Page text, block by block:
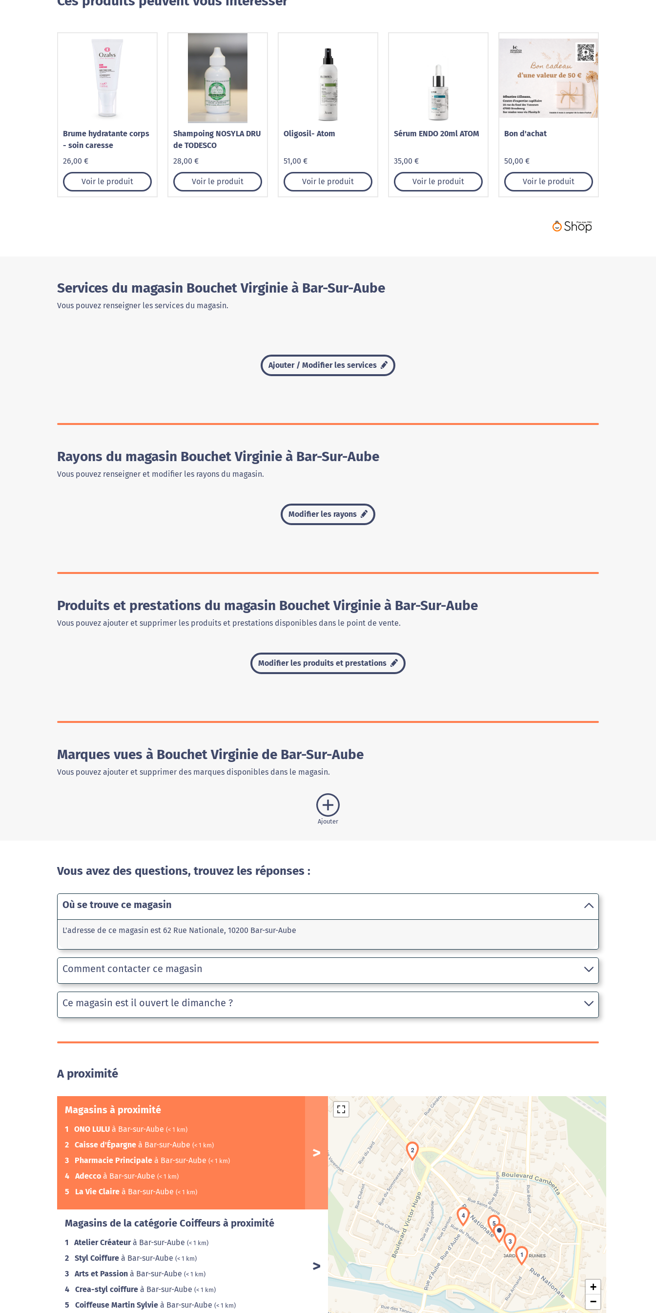
Brume hydratante corps
- soin caresse
26,00 €
Voir le produit
Shampoing NOSYLA DRU
de TODESCO
28,00 €
Voir le produit
Oligosil- Atom
51,00 €
Voir le produit
Sérum ENDO 20ml ATOM
35,00 €
Voir le produit
Bon d'achat
50,00 €
Voir le produit
Services du magasin Bouchet Virginie à Bar-Sur-Aube
Vous pouvez renseigner les services du magasin.
Ajouter / Modifier les services
Rayons du magasin Bouchet Virginie à Bar-Sur-Aube
Vous pouvez renseigner et modifier les rayons du magasin.
Modifier les rayons
Produits et prestations du magasin Bouchet Virginie à Bar-Sur-Aube
Vous pouvez ajouter et supprimer les produits et prestations disponibles dans le point de vente.
Modifier les produits et prestations
Marques vues à Bouchet Virginie de Bar-Sur-Aube
Vous pouvez ajouter et supprimer des marques disponibles dans le magasin.
Ajouter
Vous avez des questions, trouvez les réponses :
Où se trouve ce magasin
L'adresse de ce magasin est 62 Rue Nationale, 10200 Bar-sur-Aube
Comment contacter ce magasin
Ce magasin est il ouvert le dimanche ?
A proximité
Magasins à proximité
1 ONO LULU à Bar-sur-Aube (< 1 km)
2 Caisse d'Épargne à Bar-sur-Aube (< 1 km)
3 Pharmacie Principale à Bar-sur-Aube (< 1 km)
4 Adecco à Bar-sur-Aube (< 1 km)
5 La Vie Claire à Bar-sur-Aube (< 1 km)
Magasins de la catégorie Coiffeurs à proximité
1 Atelier Créateurà Bar-sur-Aube (< 1 km)
2 Styl Coiffure à Bar-sur-Aube (< 1 km)
3 Arts et Passion à Bar-sur-Aube (< 1 km)
4 Crea-styl coiffure à Bar-sur-Aube (< 1 km)
5 Coiffeuse Martin Sylvie à Bar-sur-Aube (< 1 km)
Chargement de la carte en cours...
1
2
3
4
5
+
−